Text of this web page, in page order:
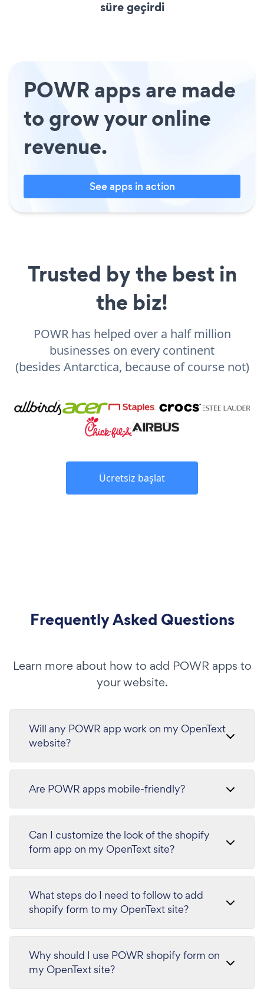
süre geçirdi
POWR apps are made
to grow your online
revenue.
See apps in action
Trusted by the best in
the biz!
POWR has helped over a half million
businesses on every continent
(besides Antarctica, because of course not)
Ücretsiz başlat
Frequently Asked Questions
Learn more about how to add POWR apps to
your website.
Will any POWR app work on my OpenText
website?
Are POWR apps mobile-friendly?
Can I customize the look of the shopify
form app on my OpenText site?
What steps do I need to follow to add
shopify form to my OpenText site?
Why should I use POWR shopify form on
my OpenText site?